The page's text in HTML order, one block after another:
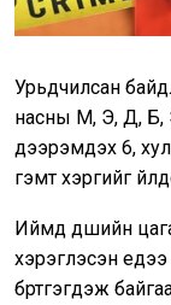
Урьдчилсан
насны М, Э, Д, Б,
дээрэмдэх 6,
гэмт хэргийг
Иймд үдшийн
хэрэглэсэн
бүртгэгдэж